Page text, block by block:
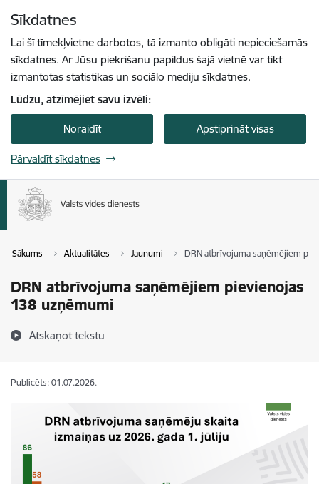
Sīkdatnes
Lai šī tīmekļvietne darbotos, tā izmanto obligāti nepieciešamās
sīkdatnes. Ar Jūsu piekrišanu papildus šajā vietnē var tikt
izmantotas statistikas un sociālo mediju sīkdatnes.
Lūdzu, atzīmējiet savu izvēli:
Noraidīt Apstiprināt visas
Pārvaldīt sīkdatnes
Sākums Aktualitātes Jaunumi DRN atbrīvojuma saņēmējiem
DRN atbrīvojuma saņēmējiem pievienojas
138 uzņēmumi
Atskaņot tekstu
Publicēts: 01.07.2026.